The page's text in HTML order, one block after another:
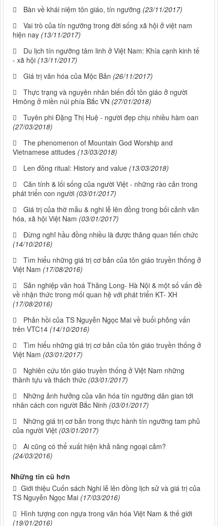
Bàn về khái niệm tôn giáo, tín ngưỡng (23/11/2017)
Vai trò của tín ngưỡng trong đời sống xã hội ở việt nam
hiện nay (13/11/2017)
Du lịch tín ngưỡng tâm linh ở Việt Nam: Khía cạnh kinh tế
- xã hội (13/11/2017)
Giá trị văn hóa của Mộc Bản (26/11/2017)
Thực trạng và nguyên nhân biến đổi tôn giáo ở người
Hmông ở miền núi phía Bắc VN (27/01/2018)
Tuyên phi Đặng Thị Huệ - người đẹp chịu nhiều hàm oan
(27/03/2018)
The phenomenon of Mountain God Worship and
Vietnamese atitudes (13/03/2018)
Len đông ritual: History and value (13/03/2018)
Căn tính & lối sống của người Việt - những rào cản trong
phát triển con người (03/01/2017)
Giá trị của thờ mẫu & nghi lễ lên đồng trong bối cảnh văn
hóa, xã hội Việt Nam (03/01/2017)
Đừng nghĩ hầu đồng nhiều là được thăng quan tiến chức
(14/10/2016)
Tìm hiểu những giá trị cơ bản của tôn giáo truyền thống ở
Việt Nam (17/08/2016)
Sản nghiệp văn hoá Thăng Long- Hà Nội & một số vấn đề
về nhận thức trong mối quan hệ với phát triển KT- XH
(17/08/2016)
Phản hồi của TS Nguyễn Ngọc Mai về buổi phỏng vấn
trên VTC14 (14/10/2016)
Tìm hiểu những giá trị cơ bản của tôn giáo truyền thống ở
Việt Nam (03/01/2017)
Nghiên cứu tôn giáo truyền thống ở Việt Nam những
thành tựu và thách thức (03/01/2017)
Những ảnh hưởng của văn hóa tín ngưỡng dân gian tới
nhân cách con người Bắc Ninh (03/01/2017)
Những giá trị cơ bản trong thực hành tín ngưỡng tam phủ
của người Việt (03/01/2017)
Ai cũng có thể xuất hiện khả năng ngoại cảm?
(24/03/2016)
Những tin cũ hơn
Giới thiệu Cuốn sách Nghi lễ lên đồng lịch sử và giá trị của
TS Nguyễn Ngọc Mai (17/03/2016)
Hình tượng con ngựa trong văn hóa Việt Nam & thế giới
(19/01/2016)